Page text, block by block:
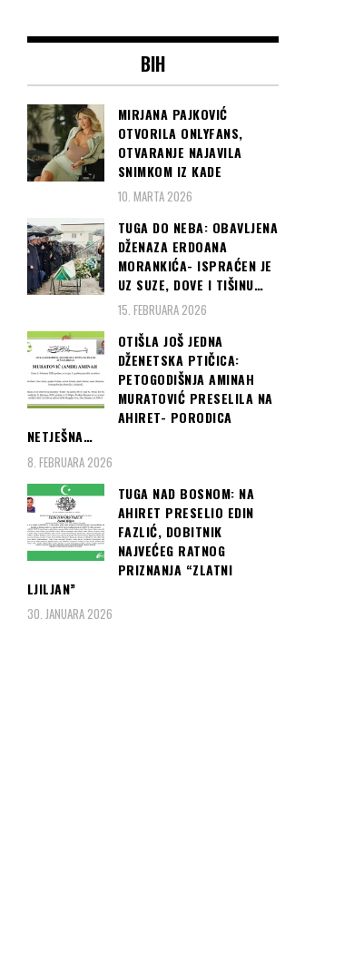
BIH
MIRJANA PAJKOVIĆ
OTVORILA ONLYFANS,
OTVARANJE NAJAVILA
SNIMKOM IZ KADE
10. MARTA 2026
TUGA DO NEBA: OBAVLJENA
DŽENAZA ERDOANA
MORANKIĆA- ISPRAĆEN JE
UZ SUZE, DOVE I TIŠINU…
15. FEBRUARA 2026
OTIŠLA JOŠ JEDNA
DŽENETSKA PTIČICA:
PETOGODIŠNJA AMINAH
MURATOVIĆ PRESELILA NA
AHIRET- PORODICA
NETJEŠNA…
8. FEBRUARA 2026
TUGA NAD BOSNOM: NA
AHIRET PRESELIO EDIN
FAZLIĆ, DOBITNIK
NAJVEĆEG RATNOG
PRIZNANJA “ZLATNI
LJILJAN”
30. JANUARA 2026